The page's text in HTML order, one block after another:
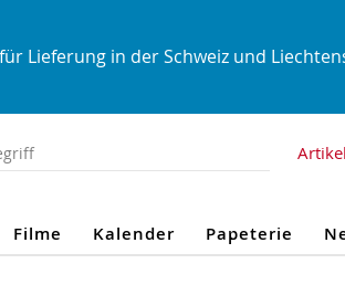
für Lieferung in der Schweiz und
Filme Kalender Papeterie